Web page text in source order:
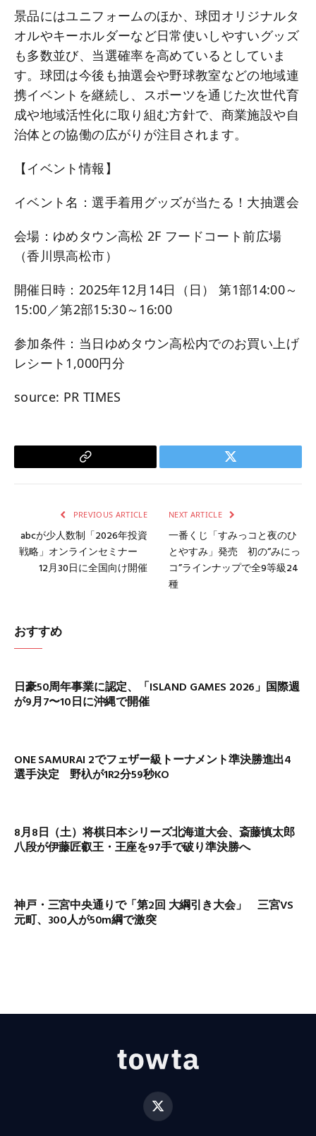
景品にはユニフォームのほか、球団オリジナルタ
オルやキーホルダーなど日常使いしやすいグッズ
も多数並び、当選確率を高めているとしていま
す。球団は今後も抽選会や野球教室などの地域連
携イベントを継続し、スポーツを通じた次世代育
成や地域活性化に取り組む方針で、商業施設や自
治体との協働の広がりが注目されます。
【イベント情報】
イベント名：選手着用グッズが当たる！大抽選会
会場：ゆめタウン高松 2F フードコート前広場
（香川県高松市）
開催日時：2025年12月14日（日） 第1部14:00～
15:00／第2部15:30～16:00
参加条件：当日ゆめタウン高松内でのお買い上げ
レシート1,000円分
source: PR TIMES
Copy
Twitter
PREVIOUS ARTICLE
abcが少人数制「2026年投資
戦略」オンラインセミナー
12月30日に全国向け開催
NEXT ARTICLE
一番くじ「すみっコと夜のひ
とやすみ」発売 初の“みにっ
コ”ラインナップで全9等級24
種
おすすめ
日豪50周年事業に認定、「ISLAND GAMES 2026」国際週
が9月7〜10日に沖縄で開催
ONE SAMURAI 2でフェザー級トーナメント準決勝進出4
選手決定 野杁が1R2分59秒KO
8月8日（土）将棋日本シリーズ北海道大会、斎藤慎太郎
八段が伊藤匠叡王・王座を97手で破り準決勝へ
神戸・三宮中央通りで「第2回 大綱引き大会」 三宮VS
元町、300人が50m綱で激突
X
(Twitter)